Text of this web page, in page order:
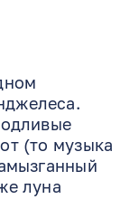
(то музыка
луна